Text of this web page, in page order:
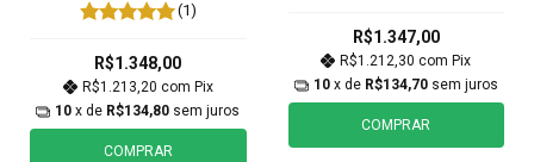
(1)
R$1.348,00
R$1.213,20 com Pix
10 x de R$134,80 sem juros
COMPRAR
R$1.347,00
R$1.212,30com Pix
10 x de R$134,70 sem juros
COMPRAR